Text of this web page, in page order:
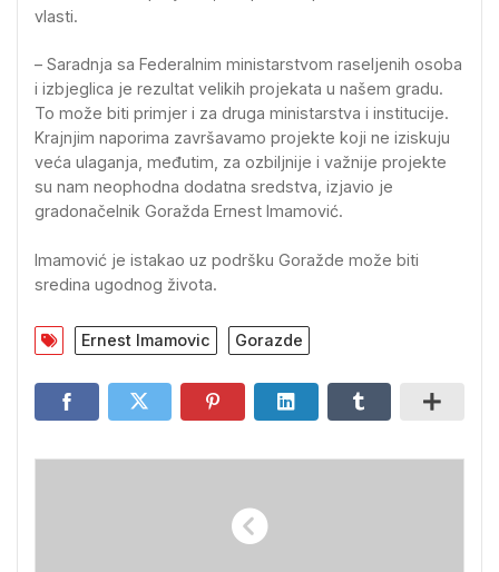
vlasti.
– Saradnja sa Federalnim ministarstvom raseljenih osoba
i izbjeglica je rezultat velikih projekata u našem gradu.
To može biti primjer i za druga ministarstva i institucije.
Krajnjim naporima završavamo projekte koji ne iziskuju
veća ulaganja, međutim, za ozbiljnije i važnije projekte
su nam neophodna dodatna sredstva, izjavio je
gradonačelnik Goražda Ernest Imamović.
Imamović je istakao uz podršku Goražde može biti
sredina ugodnog života.
Ernest Imamovic Gorazde